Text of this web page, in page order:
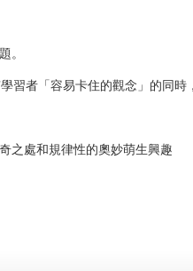
。
習者「容易卡住的觀念」的同時
之處和規律性的奧妙萌生興趣